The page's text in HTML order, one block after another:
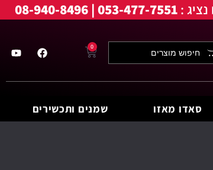
:
053-477-7551 | 08-940-8496
0
סאדו מאזו שמנים ותכשירים